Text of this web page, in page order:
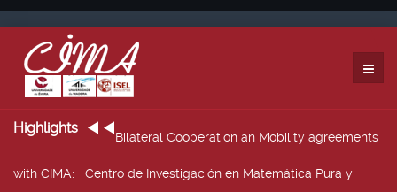
Highlights
Bilateral Cooperation an Mobility agreements
with CIMA: Centro de Investigación en Matemática Pura y